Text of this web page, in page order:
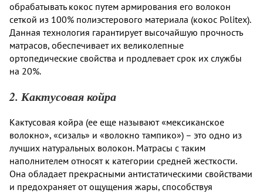
обрабатывать кокос путем армирования его волокон
сеткой из 100% полиэстерового материала (кокос Politex).
Данная технология гарантирует высочайшую прочность
матрасов, обеспечивает их великолепные
ортопедические свойства и продлевает срок их службы
на 20%.
2. Кактусовая койра
Кактусовая койра (ее еще называют «мексиканское
волокно», «сизаль» и «волокно тампико») – это одно из
лучших натуральных волокон. Матрасы с таким
наполнителем относят к категории средней жесткости.
Она обладает прекрасными антистатическими свойствами
и предохраняет от ощущения жары, способствуя